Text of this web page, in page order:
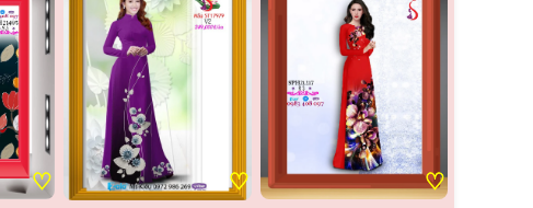
♡ ♡ ♡